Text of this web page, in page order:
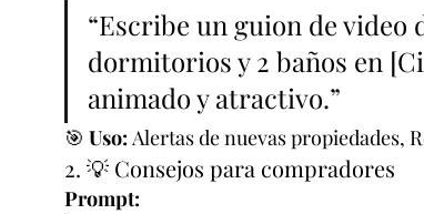
“Escribe un guion de video
dormitorios y 2 baños en
animado y atractivo.”
🎯 Uso: Alertas de nuevas propiedades,
2. 💡 Consejos para compradores
Prompt: